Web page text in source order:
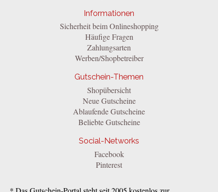
Informationen
Sicherheit beim Onlineshopping
Häufige Fragen
Zahlungsarten
Werben/Shopbetreiber
Gutschein-Themen
Shopübersicht
Neue Gutscheine
Ablaufende Gutscheine
Beliebte Gutscheine
Social-Networks
Facebook
Pinterest